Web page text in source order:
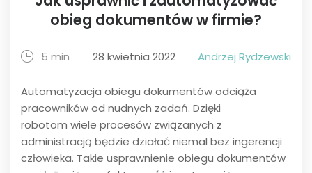
obieg dokumentów w firmie?
5 min 28 kwietnia 2022 Andrzej Rydzewski
Automatyzacja obiegu dokumentów odciąża
pracowników od nudnych zadań. Dzięki
robotom wiele procesów związanych z
administracją będzie działać niemal bez ingerencji
człowieka. Takie usprawnienie obiegu dokumentów